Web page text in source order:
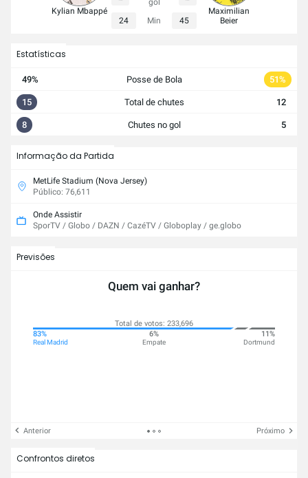
Kylian Mbappé
gol
24 Min 45
Maximilian
Beier
Estatísticas
49% Posse de Bola 51%
15 Total de chutes 12
8 Chutes no gol 5
Informação da Partida
MetLife Stadium (Nova Jersey)
Público: 76,611
Onde Assistir
SporTV / Globo / DAZN / CazéTV / Globoplay / ge.globo
Previsões
Quem vai ganhar?
Total de votos: 233,696
83%
Real Madrid
6%
Empate
11%
Dortmund
Anterior Próximo
Confrontos diretos